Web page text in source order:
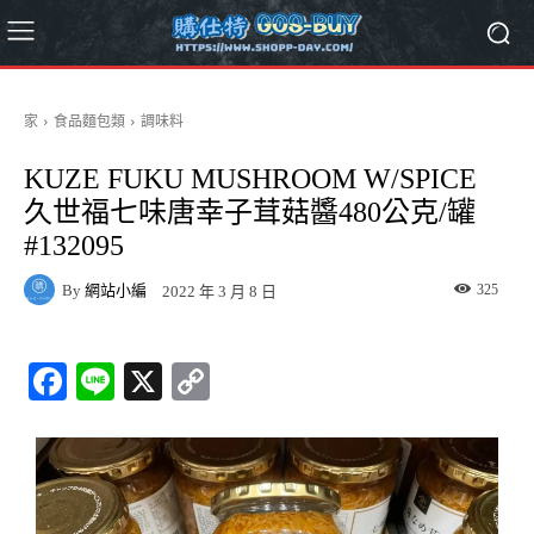
家 食品麵包類 調味料
KUZE FUKU MUSHROOM W/SPICE
久世福七味唐幸子茸菇醬480公克/罐
#132095
By 網站小編 2022 年 3 月 8 日 325
Fa
bo
ok
Li
X
y
Li